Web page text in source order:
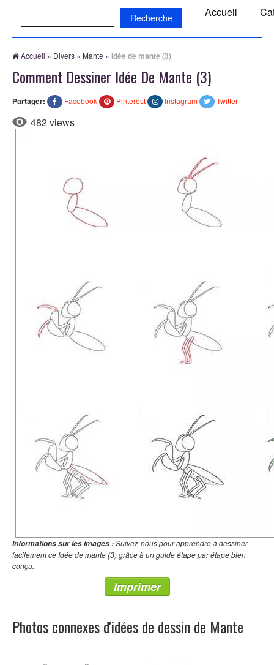
Accueil
Accueil » Divers » Mante » Idée de mante (3)
Comment Dessiner Idée De Mante (3)
Partager: Facebook Pinterest Instagram Twitter
482 views
Informations sur les images :Suivez-nous pour apprendre à dessiner
facilement ce Idée de mante (3) grâce à un guide étape par étape bien
conçu.
Imprimer
Photos connexes d'idées de dessin de Mante